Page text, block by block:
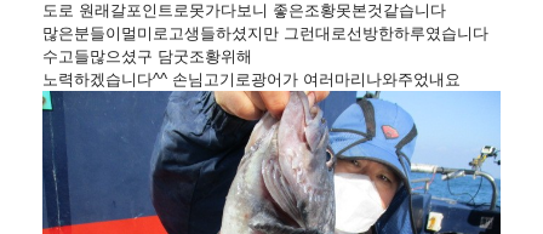
도로 원래갈포인트로못가다보니 좋은조황못본것같습니다
많은분들이멀미로고생들하셨지만 그런대로선방한하루였습니다
수고들많으셨구 담굿조황위해
노력하겠습니다^^ 손님고기로광어가 여러마리나와주었내요